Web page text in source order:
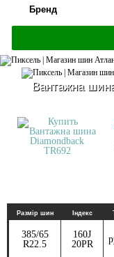
Бренд
Вантажна
Размір шин Індекс
385/65
R22.5
160J
20PR